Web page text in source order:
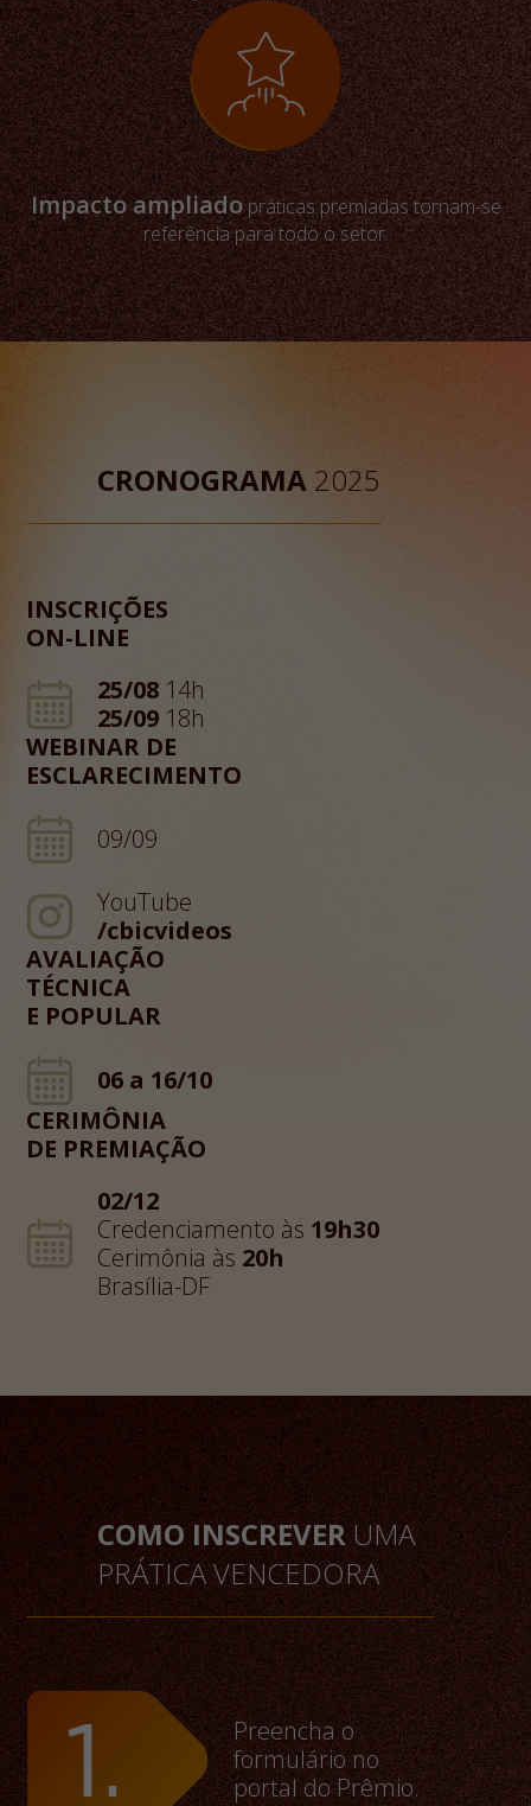
Impacto ampliadopráticas premiadas tornam-se
referência para todo o setor.
CRONOGRAMA 2025
INSCRIÇÕES
ON-LINE
25/08 14h
25/09 18h
WEBINAR DE
ESCLARECIMENTO
09/09
YouTube
/cbicvideos
AVALIAÇÃO
TÉCNICA
E POPULAR
06 a 16/10
CERIMÔNIA
DE PREMIAÇÃO
02/12
Credenciamento às 19h30
Cerimônia às 20h
Brasília-DF
COMO INSCREVERUMA
PRÁTICA VENCEDORA
Preencha o
formulário no
portal do Prêmio.